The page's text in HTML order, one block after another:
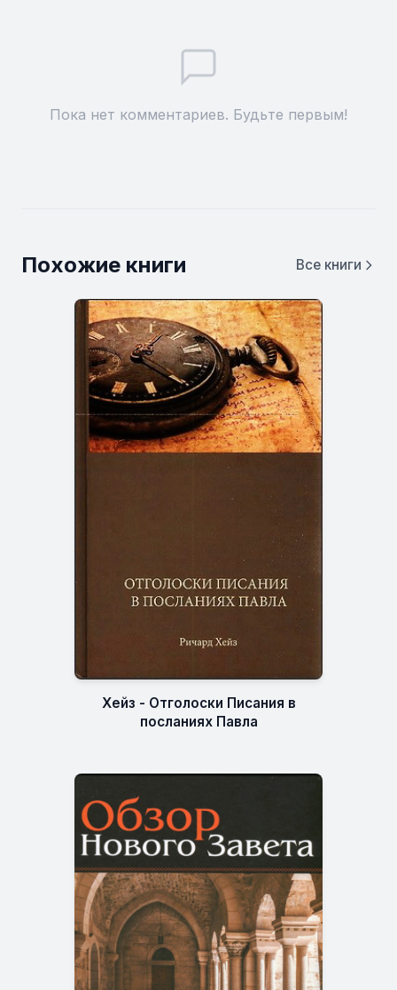
Пока нет комментариев. Будьте первым!
Похожие книги Все книги
Хейз - Отголоски Писания в
посланиях Павла